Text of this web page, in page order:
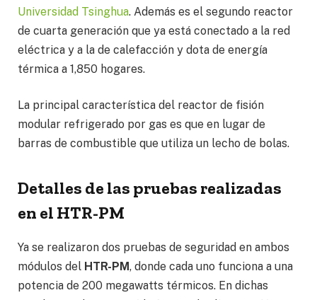
Universidad Tsinghua. Además es el segundo reactor
de cuarta generación que ya está conectado a la red
eléctrica y a la de calefacción y dota de energía
térmica a 1,850 hogares.
La principal característica del reactor de fisión
modular refrigerado por gas es que en lugar de
barras de combustible que utiliza un lecho de bolas.
Detalles de las pruebas realizadas
en el HTR-PM
Ya se realizaron dos pruebas de seguridad en ambos
módulos del HTR-PM, donde cada uno funciona a una
potencia de 200 megawatts térmicos. En dichas